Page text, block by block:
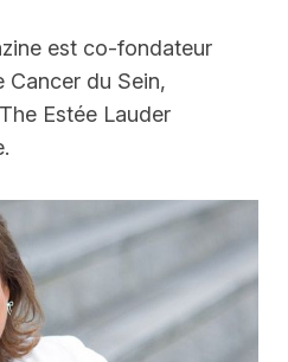
est co-fondateur
Cancer du Sein,
Estée Lauder